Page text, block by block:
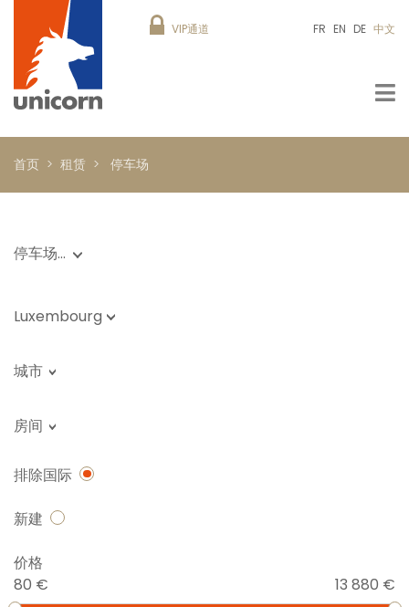
VIP通道 FR EN DE 中文
首页 租赁 停车场
停车场…
Luxembourg
城市
房间
排除国际
新建
价格
80 €
13 880 €